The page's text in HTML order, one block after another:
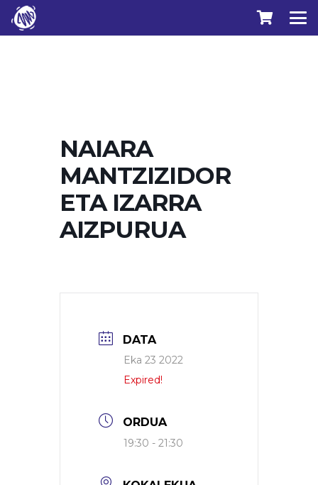
NAIARA
MANTZIZIDOR
ETA IZARRA
AIZPURUA
DATA
Eka 23 2022
Expired!
ORDUA
19:30 - 21:30